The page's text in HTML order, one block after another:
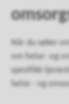
Når du søker
om helse- og
spesifikk
helse - og